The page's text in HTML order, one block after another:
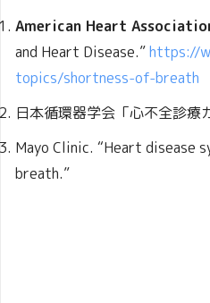
American Heart
and Heart Disease.”https://
topics/shortness-of-breath
日本循環器学会「心不全診療
Mayo Clinic. “Heart disease
breath.”